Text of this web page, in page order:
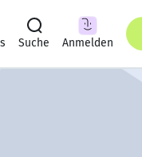
Suche Anmelden